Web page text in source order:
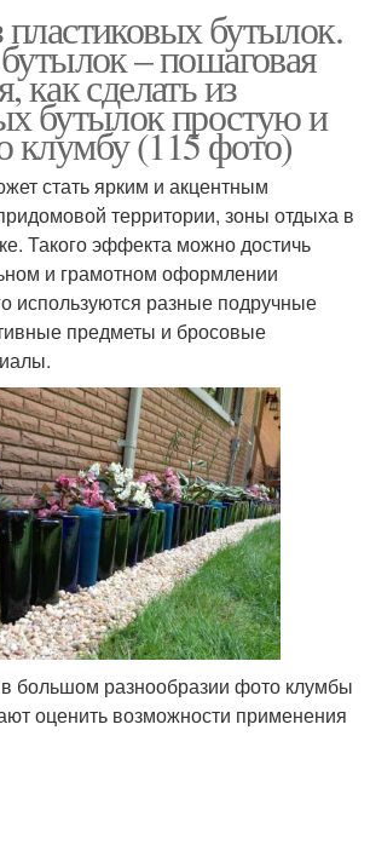
бутылок.
– пошаговая
как сделать из
бутылок простую и
клумбу (115 фото)
стать ярким и акцентным
территории, зоны отдыха в
Такого эффекта можно достичь
и грамотном оформлении
используются разные подручные
предметы и бросовые
большом разнообразии фото клумбы
оценить возможности применения